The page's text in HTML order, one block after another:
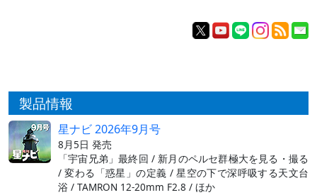
製品情報
星ナビ 2026年9月号
8月5日 発売
「宇宙兄弟」最終回 / 新月のペルセ群極大を見る・撮る
/ 変わる「惑星」の定義 / 星空の下で深呼吸する天文台
浴 / TAMRON 12-20mm F2.8 / ほか